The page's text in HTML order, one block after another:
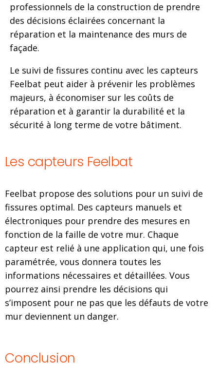
professionnels de la construction de prendre
des décisions éclairées concernant la
réparation et la maintenance des murs de
façade.
Le suivi de fissures continu avec les capteurs
Feelbat peut aider à prévenir les problèmes
majeurs, à économiser sur les coûts de
réparation et à garantir la durabilité et la
sécurité à long terme de votre bâtiment.
Les capteurs Feelbat
Feelbat propose des solutions pour un suivi de
fissures optimal. Des capteurs manuels et
électroniques pour prendre des mesures en
fonction de la faille de votre mur. Chaque
capteur est relié à une application qui, une fois
paramétrée, vous donnera toutes les
informations nécessaires et détaillées. Vous
pourrez ainsi prendre les décisions qui
s’imposent pour ne pas que les défauts de votre
mur deviennent un danger.
Conclusion